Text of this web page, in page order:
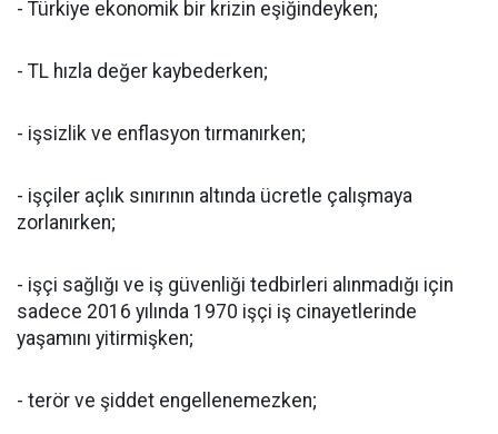
- Türkiye ekonomik bir krizin eşiğindeyken;
- TL hızla değer kaybederken;
- işsizlik ve enflasyon tırmanırken;
- işçiler açlık sınırının altında ücretle çalışmaya
zorlanırken;
- işçi sağlığı ve iş güvenliği tedbirleri alınmadığı için
sadece 2016 yılında 1970 işçi iş cinayetlerinde
yaşamını yitirmişken;
- terör ve şiddet engellenemezken;